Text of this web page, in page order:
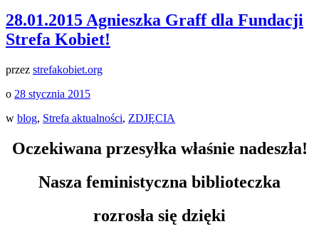
28.01.2015 Agnieszka Graff dla Fundacji
Strefa Kobiet!
przez strefakobiet.org
o 28 stycznia 2015
w blog, Strefa aktualności, ZDJĘCIA
Oczekiwana przesyłka właśnie nadeszła!
Nasza feministyczna biblioteczka
rozrosła się dzięki